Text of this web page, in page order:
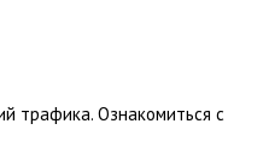
трафика. Ознакомиться с